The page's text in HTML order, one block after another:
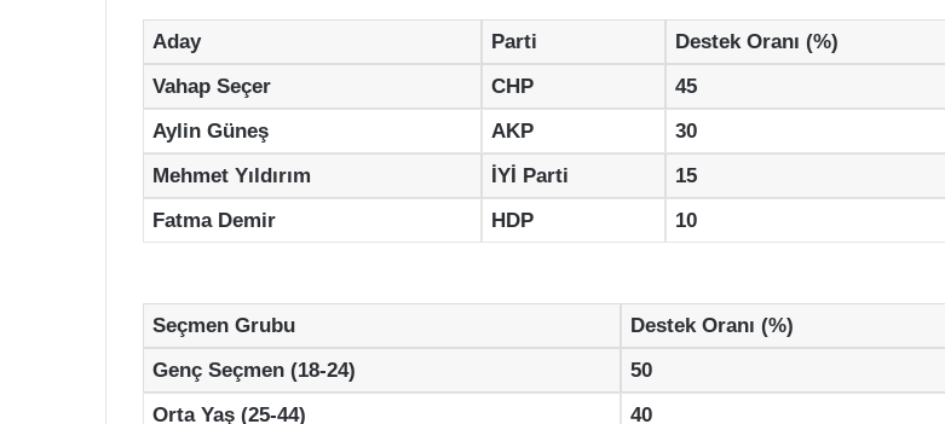
Aday Parti
Destek Oranı (%)
Vahap Seçer
CHP
45
Aylin Güneş
AKP
30
Mehmet Yıldırım
İYİ Parti
15
Fatma Demir
HDP 10
Seçmen Grubu
Destek Oranı (%)
Genç Seçmen (18-24)
50
Orta Yaş (25-44)
40